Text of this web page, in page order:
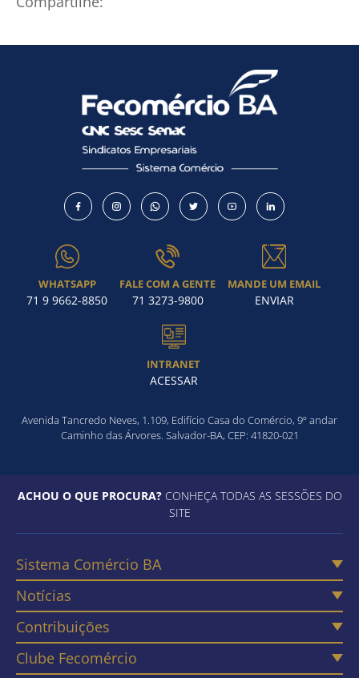
WHATSAPP
71 9 9662-8850
FALE COM A GENTE
71 3273-9800
MANDE UM EMAIL
ENVIAR
INTRANET
ACESSAR
Avenida Tancredo Neves, 1.109, Edifício Casa do Comércio, 9º andar
Caminho das Árvores. Salvador-BA, CEP: 41820-021
ACHOU O QUE PROCURA?CONHEÇA TODAS AS SESSÕES DO
SITE
Sistema Comércio BA
Notícias
Contribuições
Clube Fecomércio